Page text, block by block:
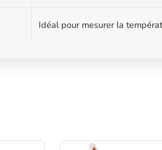
Idéal pour mesurer la